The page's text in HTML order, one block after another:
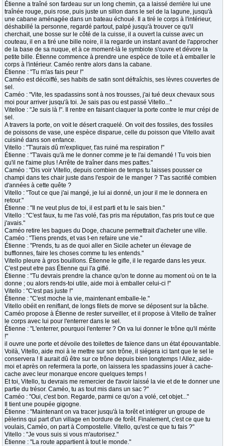
Étienne a traîné son fardeau sur un long chemin, ça a laissé derrière lui une
traînée rouge, puis rose, puis juste un sillon dans le sel de la lagune, jusqu'à
une cabane aménagée dans un bateau échoué. Il a tiré le corps à l'intérieur,
déshabillé la personne, regardé partout, palpé jusqu'à trouver ce qu'il
cherchait, une bosse sur le côté de la cuisse, il a ouvert la cuisse avec un
couteau, il en a tiré une bille noire, il la regarde un instant avant de l'approcher
de la base de sa nuque, et à ce moment-là le symbiote s'ouvre et dévore la
petite bille. Étienne commence à prendre une espèce de toile et à emballer le
corps à l'intérieur. Caméo rentre alors dans la cabane.
Étienne : "Tu m'as fais peur !"
Caméo est décoiffé, ses habits de satin sont défraîchis, ses lèvres couvertes de
sel.
Caméo : "Vite, les spadassins sont à nos trousses, j'ai tué deux chevaux sous
moi pour arriver jusqu'à toi. Je sais pas ou est passé Vitello..."
Vitelloe : "Je suis là !". Il rentre en faisant claquer la porte contre le mur crépi de
sel.
A travers la porte, on voit le désert craquelé. On voit des fossiles, des fossiles
de poissons de vase, une espèce disparue, celle du poisson que Vitello avait
cuisiné dans son enfance.
Vitello : "T'aurais dû m'expliquer, t'as ruiné ma respiration !"
Étienne : "T'avais qu'à me le donner comme je te l'ai demandé ! Tu vois bien
qu'il ne t'aime plus ! Arrête de traîner dans mes pattes."
Caméo : "Dis voir Vitello, depuis combien de temps tu laisses pousser ce
champi dans tes chair juste dans l'espoir de le manger ? T'as sacrifié combien
d'années à cette quête ?
Vitello : "Tout ce que j'ai mangé, je lui ai donné, un jour il me le donnera en
retour."
Étienne : "Il ne veut plus de toi, il est parti et tu le sais bien."
Vitello : "C'est faux, tu me l'as volé, t'as pris ma réputation, t'as pris tout ce que
j'avais."
Caméo retire les bagues du Doge, chacune permettrait d'acheter une ville.
Caméo : "Tiens prends, et vas t-en refaire une vie."
Étienne : "Prends, tu as de quoi aller en Sicile acheter un élevage de
bufflonnes, faire les choses comme tu les entends."
Vitello pleure à gros bouillons. Étienne le gifle, il le regarde dans les yeux.
C'est peut etre pas Étienne qui l'a giflé.
Étienne : "Tu devrais prendre la chance qu'on te donne au moment où on te la
donne ; ou alors rends-toi utile, aide moi à emballer celui-ci !"
Vitello : "C'est pas juste !"
Étienne : "C'est moche la vie, maintenant emballe-le."
Vitello obéit en reniflant, de longs filets de morve se déposent sur la bâche.
Caméo propose à Étienne de rester surveiller, et il propose à Vitello de traîner
le corps avec lui pour l'enterrer dans le sel.
Étienne : "L'enterrer, pourquoi l'enterrer ? On va lui donner le trône qu'il mérite
!"
il ouvre une porte et dévoile des toilettes de faïence dans un état épouvantable.
Voilà, Vitello, aide moi à le mettre sur son trône, il siégera ici tant que le sel le
conservera ! Il aurait dû être sur ce trône depuis bien longtemps ! Allez, aide-
moi et après on refermera la porte, on laissera les spadassins jouer à cache-
cache avec leur monarque encore quelques temps !
Et toi, Vitello, tu devrais me remercier de t'avoir laissé la vie et de te donner une
partie du trésor. Caméo, tu as tout mis dans un sac ?"
Caméo : "Oui, c'est bon. Regarde, parmi ce qu'on a volé, cet objet..."
Il tient une poupée gigogne.
Étienne : "Maintenant on va tracer jusqu'à la forêt et intégrer un groupe de
pèlerins qui part d'un village en bordure de forêt. Finalement, c'est ce que tu
voulais, Caméo, on part à Compostelle. Vitello, qu'est ce que tu fais ?"
Vitello : "Je vous suis si vous m'autorisez."
Étienne : "La route appartient à tout le monde."